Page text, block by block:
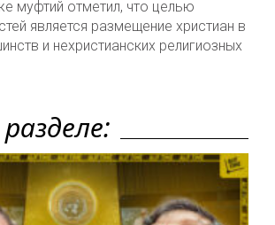
муфтий отметил, что целью
является размещение христиан в
и нехристианских религиозных